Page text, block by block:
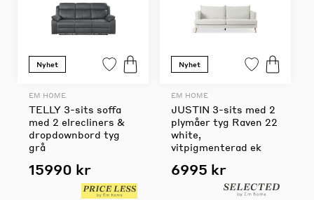
Nyhet
EM HOME
TELLY 3-sits soffa
med 2 elrecliners &
dropdownbord tyg
grå
15990 kr
Nyhet
EM HOME
JUSTIN 3-sits med 2
plymåer tyg Raven 22
white,
vitpigmenterad ek
6995 kr